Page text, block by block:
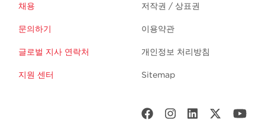
채용
문의하기
글로벌 지사 연락처
지원 센터
저작권 / 상표권
이용약관
개인정보 처리방침
Sitemap